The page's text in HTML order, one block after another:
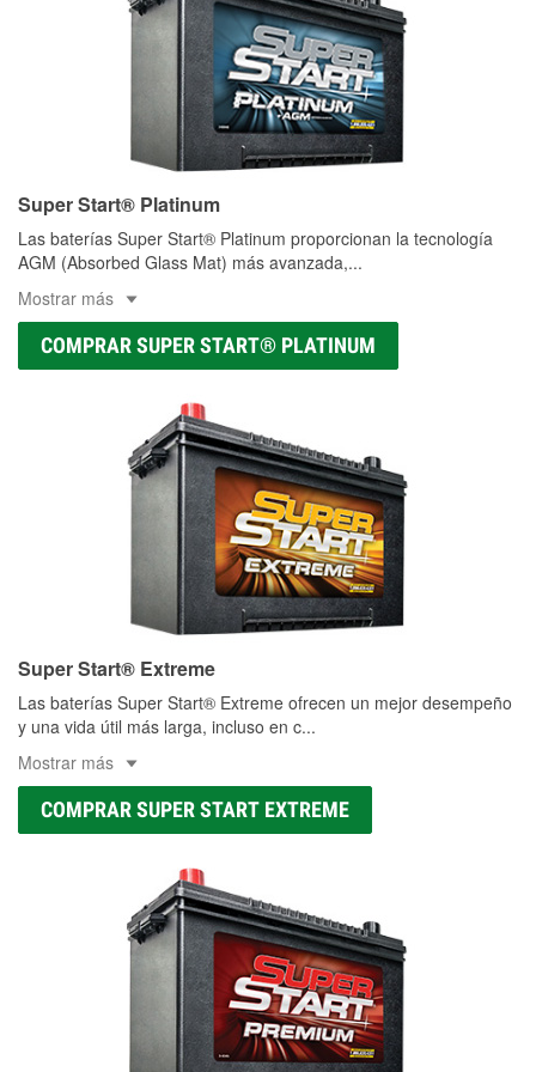
Super Start® Platinum
Las baterías Super Start® Platinum proporcionan la tecnología
AGM (Absorbed Glass Mat) más avanzada,...
Mostrar más
COMPRAR SUPER START® PLATINUM
Super Start® Extreme
Las baterías Super Start® Extreme ofrecen un mejor desempeño
y una vida útil más larga, incluso en c...
Mostrar más
COMPRAR SUPER START EXTREME